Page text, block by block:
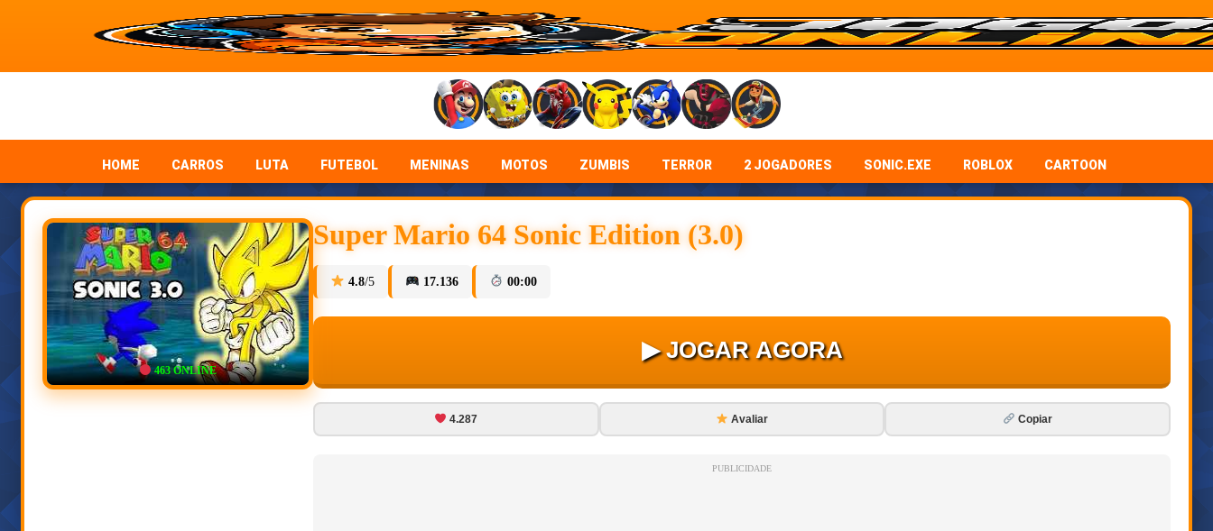
HOME CARROS LUTA FUTEBOL MENINAS MOTOS ZUMBIS TERROR 2 JOGADORES SONIC.EXE ROBLOX CARTOON
463ONLINE
Super Mario 64 Sonic Edition (3.0)
4.8/5 17.136 00:00
▶ JOGAR AGORA
4.287 Avaliar Copiar
PUBLICIDADE